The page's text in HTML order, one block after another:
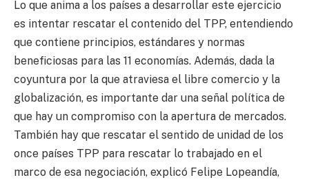
Lo que anima a los países a desarrollar este ejercicio
es intentar rescatar el contenido del TPP, entendiendo
que contiene principios, estándares y normas
beneficiosas para las 11 economías. Además, dada la
coyuntura por la que atraviesa el libre comercio y la
globalización, es importante dar una señal política de
que hay un compromiso con la apertura de mercados.
También hay que rescatar el sentido de unidad de los
once países TPP para rescatar lo trabajado en el
marco de esa negociación, explicó Felipe Lopeandía,